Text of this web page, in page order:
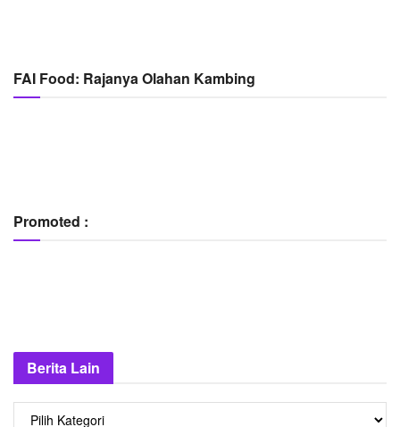
FAI Food: Rajanya Olahan Kambing
Promoted :
Berita Lain
Berita